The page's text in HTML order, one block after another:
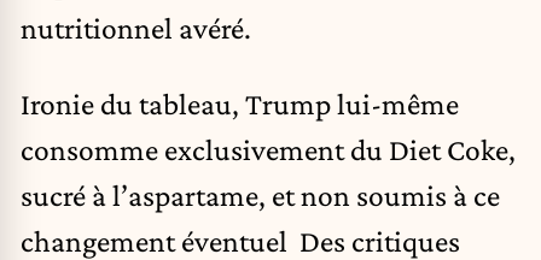
nutritionnel avéré.
Ironie du tableau, Trump lui-même
consomme exclusivement du Diet Coke,
sucré à l’aspartame, et non soumis à ce
changement éventuel Des critiques